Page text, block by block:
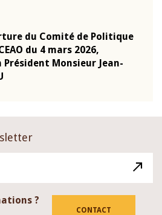
du Comité de Politique
du 4 mars 2026,
Monsieur Jean-
?
CONTACT